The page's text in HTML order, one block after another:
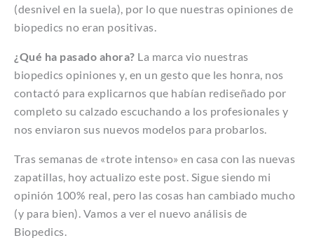
(desnivel en la suela), por lo que nuestras opiniones de
biopedics no eran positivas.
¿Qué ha pasado ahora? La marca vio nuestras
biopedics opiniones y, en un gesto que les honra, nos
contactó para explicarnos que habían rediseñado por
completo su calzado escuchando a los profesionales y
nos enviaron sus nuevos modelos para probarlos.
Tras semanas de «trote intenso» en casa con las nuevas
zapatillas, hoy actualizo este post. Sigue siendo mi
opinión 100% real, pero las cosas han cambiado mucho
(y para bien). Vamos a ver el nuevo análisis de
Biopedics.